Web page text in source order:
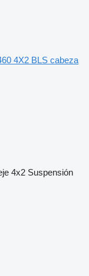
4X2 BLS cabeza
4x2 Suspensión